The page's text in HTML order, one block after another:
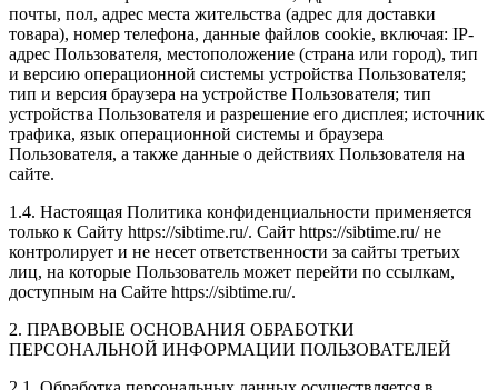
почты, пол, адрес места жительства (адрес для доставки
товара), номер телефона, данные файлов cookie, включая: IP-
адрес Пользователя, местоположение (страна или город), тип
и версию операционной системы устройства Пользователя;
тип и версия браузера на устройстве Пользователя; тип
устройства Пользователя и разрешение его дисплея; источник
трафика, язык операционной системы и браузера
Пользователя, а также данные о действиях Пользователя на
сайте.
1.4. Настоящая Политика конфиденциальности применяется
только к Сайту https://sibtime.ru/. Сайт https://sibtime.ru/ не
контролирует и не несет ответственности за сайты третьих
лиц, на которые Пользователь может перейти по ссылкам,
доступным на Сайте https://sibtime.ru/.
2. ПРАВОВЫЕ ОСНОВАНИЯ ОБРАБОТКИ
ПЕРСОНАЛЬНОЙ ИНФОРМАЦИИ ПОЛЬЗОВАТЕЛЕЙ